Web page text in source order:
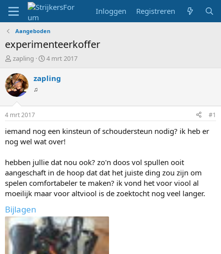
Inloggen Registreren
Aangeboden
experimenteerkoffer
T
p
i
c
s
a
r
e
zapling
S
a
t
u
4 mrt 2017
zapling
♫
4 mrt 2017 #1
iemand nog een kinsteun of schoudersteun nodig? ik heb er
nog wel wat over!
hebben jullie dat nou ook? zo'n doos vol spullen ooit
aangeschaft in de hoop dat dat het juiste ding zou zijn om
spelen comfortabeler te maken? ik vond het voor viool al
moeilijk maar voor altviool is de zoektocht nog veel langer.
Bijlagen